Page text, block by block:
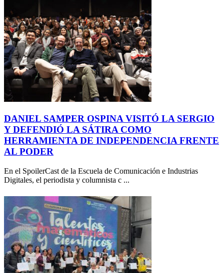
DANIEL SAMPER OSPINA VISITÓ LA SERGIO
Y DEFENDIÓ LA SÁTIRA COMO
HERRAMIENTA DE INDEPENDENCIA FRENTE
AL PODER
En el SpoilerCast de la Escuela de Comunicación e Industrias
Digitales, el periodista y columnista c ...